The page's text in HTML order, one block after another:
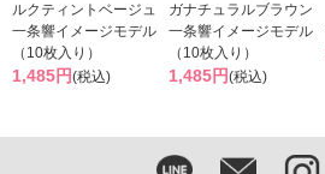
ルクティントベージュ
一条響イメージモデル
（10枚入り）
1,485円(税込)
ガナチュラルブラウン
一条響イメージモデル
（10枚入り）
1,485円(税込)